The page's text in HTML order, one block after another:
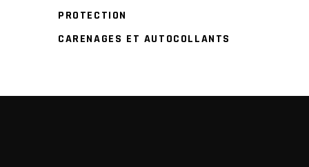
PROTECTION
CARENAGES ET AUTOCOLLANTS